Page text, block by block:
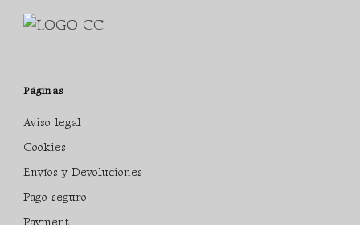
Páginas
Aviso legal
Cookies
Envíos y Devoluciones
Pago seguro
Payment